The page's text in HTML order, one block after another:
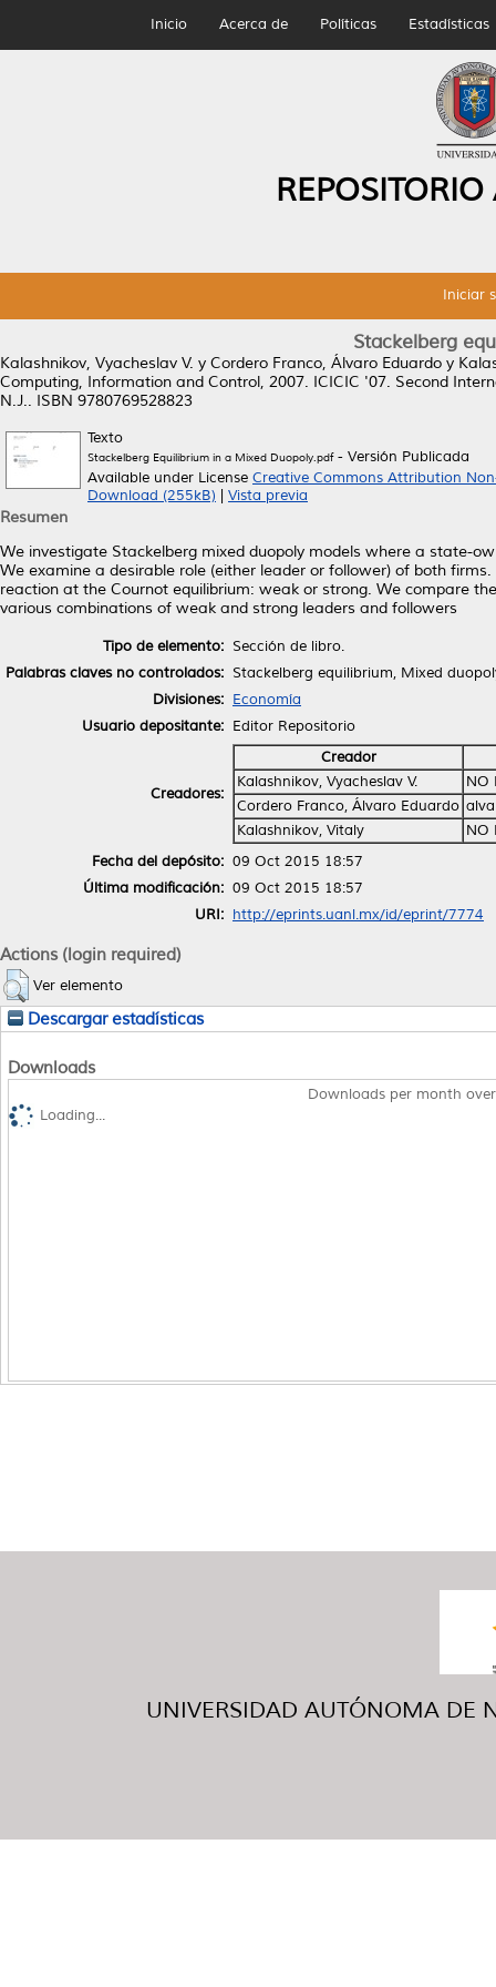
Inicio Acerca de Políticas Estadísticas
Iniciar
Stackelberg
Kalashnikov, Vyacheslav V. y Cordero Franco, Álvaro Eduardo y
Computing, Information and Control, 2007. ICICIC '07. Second
N.J.. ISBN 9780769528823
Texto
Stackelberg Equilibrium in a Mixed Duopoly.pdf- Versión Publicada
Available under License Creative Commons Attribution
Download (255kB)
Vista previa
Resumen
We investigate Stackelberg mixed duopoly models where a state-
We examine a desirable role (either leader or follower) of both
reaction at the Cournot equilibrium: weak or strong. We compare
various combinations of weak and strong leaders and followers
Tipo de elemento: Sección de libro.
Palabras claves no controlados: Stackelberg equilibrium, Mixed
Divisiones: Economía
Usuario depositante: Editor Repositorio
Creadores:
Creador
Kalashnikov, Vyacheslav V.
NO
Cordero Franco, Álvaro Eduardo
Kalashnikov, Vitaly
NO
Fecha del depósito: 09 Oct 2015 18:57
Última modificación: 09 Oct 2015 18:57
URI: http://eprints.uanl.mx/id/eprint/7774
Actions (login required)
Ver elemento
Descargar estadísticas
Downloads
Downloads per month
Loading...
UNIVERSIDAD AUTÓNOMA DE